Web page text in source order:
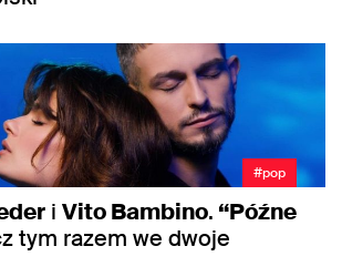
#pop
i Vito Bambino. “Późne
tym razem we dwoje